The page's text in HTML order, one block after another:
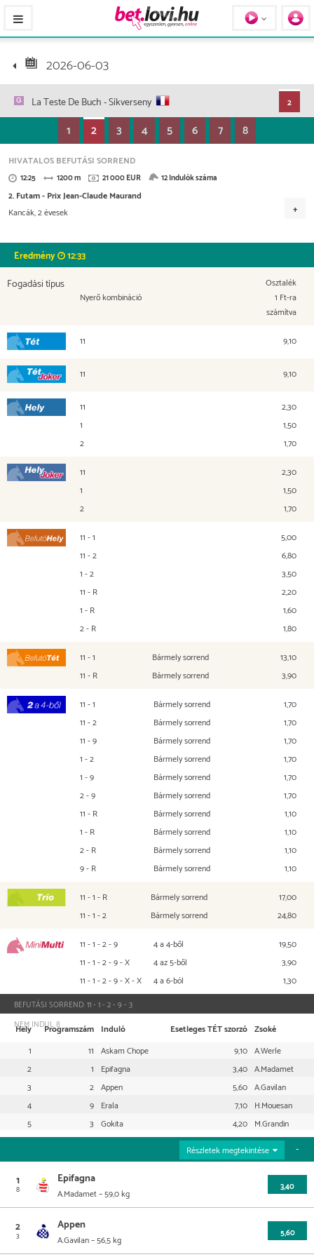
2026-06-03
La Teste De Buch- Síkverseny 2
1 2 3 4 5 6 7 8
HIVATALOS BEFUTÁSI SORREND
12:25 1200 m 21 000 EUR 12 Indulók száma
2. Futam - Prix Jean-Claude Maurand
Kancák, 2 évesek
Versenydíj 10.500 EUR
840 EUR
Eredmény 12:33
Fogadási típus
Nyerő kombináció
Osztalék
1 Ft-ra
számítva
Tét 11 9,10
Tét Joker 11 9,10
Hely 11
2,30
1
1,50
2
1,70
Hely Joker 11
2,30
1
1,50
2
1,70
Befutó Hely 11 - 1
5,00
11 - 2
6,80
1 - 2
3,50
11 - R
2,20
1 - R
1,60
2 - R
1,80
Befutó Tét 11 - 1 Bármely sorrend
13,10
11 - R
Bármely sorrend 3,90
2 a 4-ből 11 - 1 Bármely sorrend
1,70
11 - 2
Bármely sorrend
1,70
11 - 9
Bármely sorrend
1,70
1 - 2
Bármely sorrend
1,70
1 - 9
Bármely sorrend
1,70
2 - 9
Bármely sorrend
1,70
11 - R
Bármely sorrend
1,10
1 - R
Bármely sorrend
1,10
2 - R
Bármely sorrend
1,10
9 - R
Bármely sorrend 1,10
11 - 1 - R Bármely sorrend
17,00
11 - 1 - 2
Bármely sorrend 24,80
Mini Multi 11 - 1 - 2 - 9 4 a 4-ből
19,50
11 - 1 - 2 - 9 - X
4 az 5-ből
3,90
11 - 1 - 2 - 9 - X - X
4 a 6-ból 1,30
BEFUTÁSI SORREND:11 - 1 - 2 - 9 - 3
NEM INDUL8
Hely Programszám Induló Esetleges TÉT szorzó Zsoké
1
11 Askam Chope 9,10 A.Werle
2
1 Epifagna 3,40 A.Madamet
3
2 Appen 5,60 A.Gavilan
4
9 Erala 7,10 H.Mouesan
5
3 Gokita 4,20 M.Grandin
Részletek megtekintése
1
8
Epifagna
A.Madamet– 59,0 kg
3,40
Az utolsó 5 futam
Helyezés Pálya
2
3
Appen
A.Gavilan– 56,5 kg
5,60